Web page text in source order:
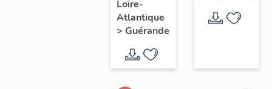
chasuble
Loire-
Atlantique
> Guérande